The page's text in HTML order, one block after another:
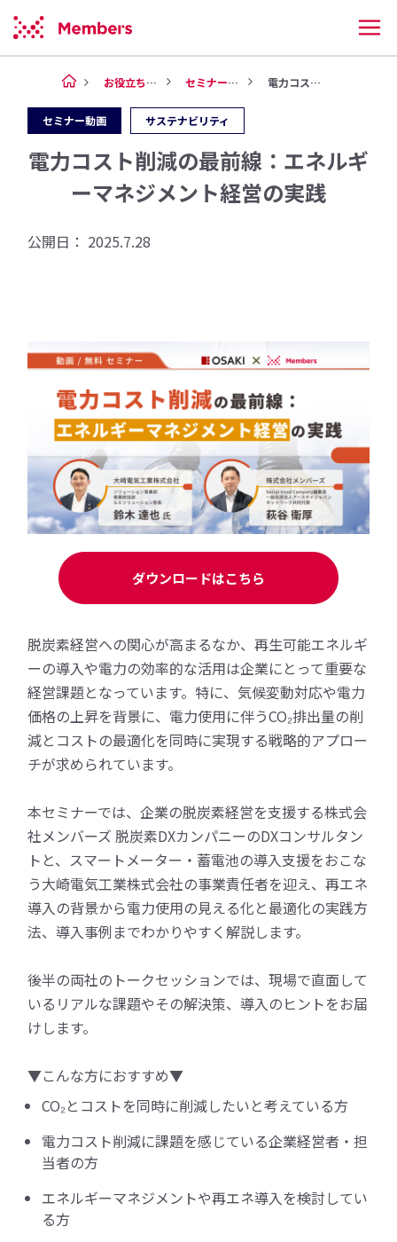
お役立ち情報 セミナー動画 電力コスト削減の最前線：エネル...
セミナー動画 サステナビリティ
電力コスト削減の最前線：エネルギ
ーマネジメント経営の実践
公開日： 2025.7.28
ダウンロードはこちら
脱炭素経営への関心が高まるなか、再生可能エネルギ
ーの導入や電力の効率的な活用は企業にとって重要な
経営課題となっています。特に、気候変動対応や電力
価格の上昇を背景に、電力使用に伴うCO₂排出量の削
減とコストの最適化を同時に実現する戦略的アプロー
チが求められています。
本セミナーでは、企業の脱炭素経営を支援する株式会
社メンバーズ 脱炭素DXカンパニーのDXコンサルタン
トと、スマートメーター・蓄電池の導入支援をおこな
う大崎電気工業株式会社の事業責任者を迎え、再エネ
導入の背景から電力使用の見える化と最適化の実践方
法、導入事例までわかりやすく解説します。
後半の両社のトークセッションでは、現場で直面して
いるリアルな課題やその解決策、導入のヒントをお届
けします。
▼こんな方におすすめ▼
CO₂とコストを同時に削減したいと考えている方
電力コスト削減に課題を感じている企業経営者・担
当者の方
エネルギーマネジメントや再エネ導入を検討してい
る方